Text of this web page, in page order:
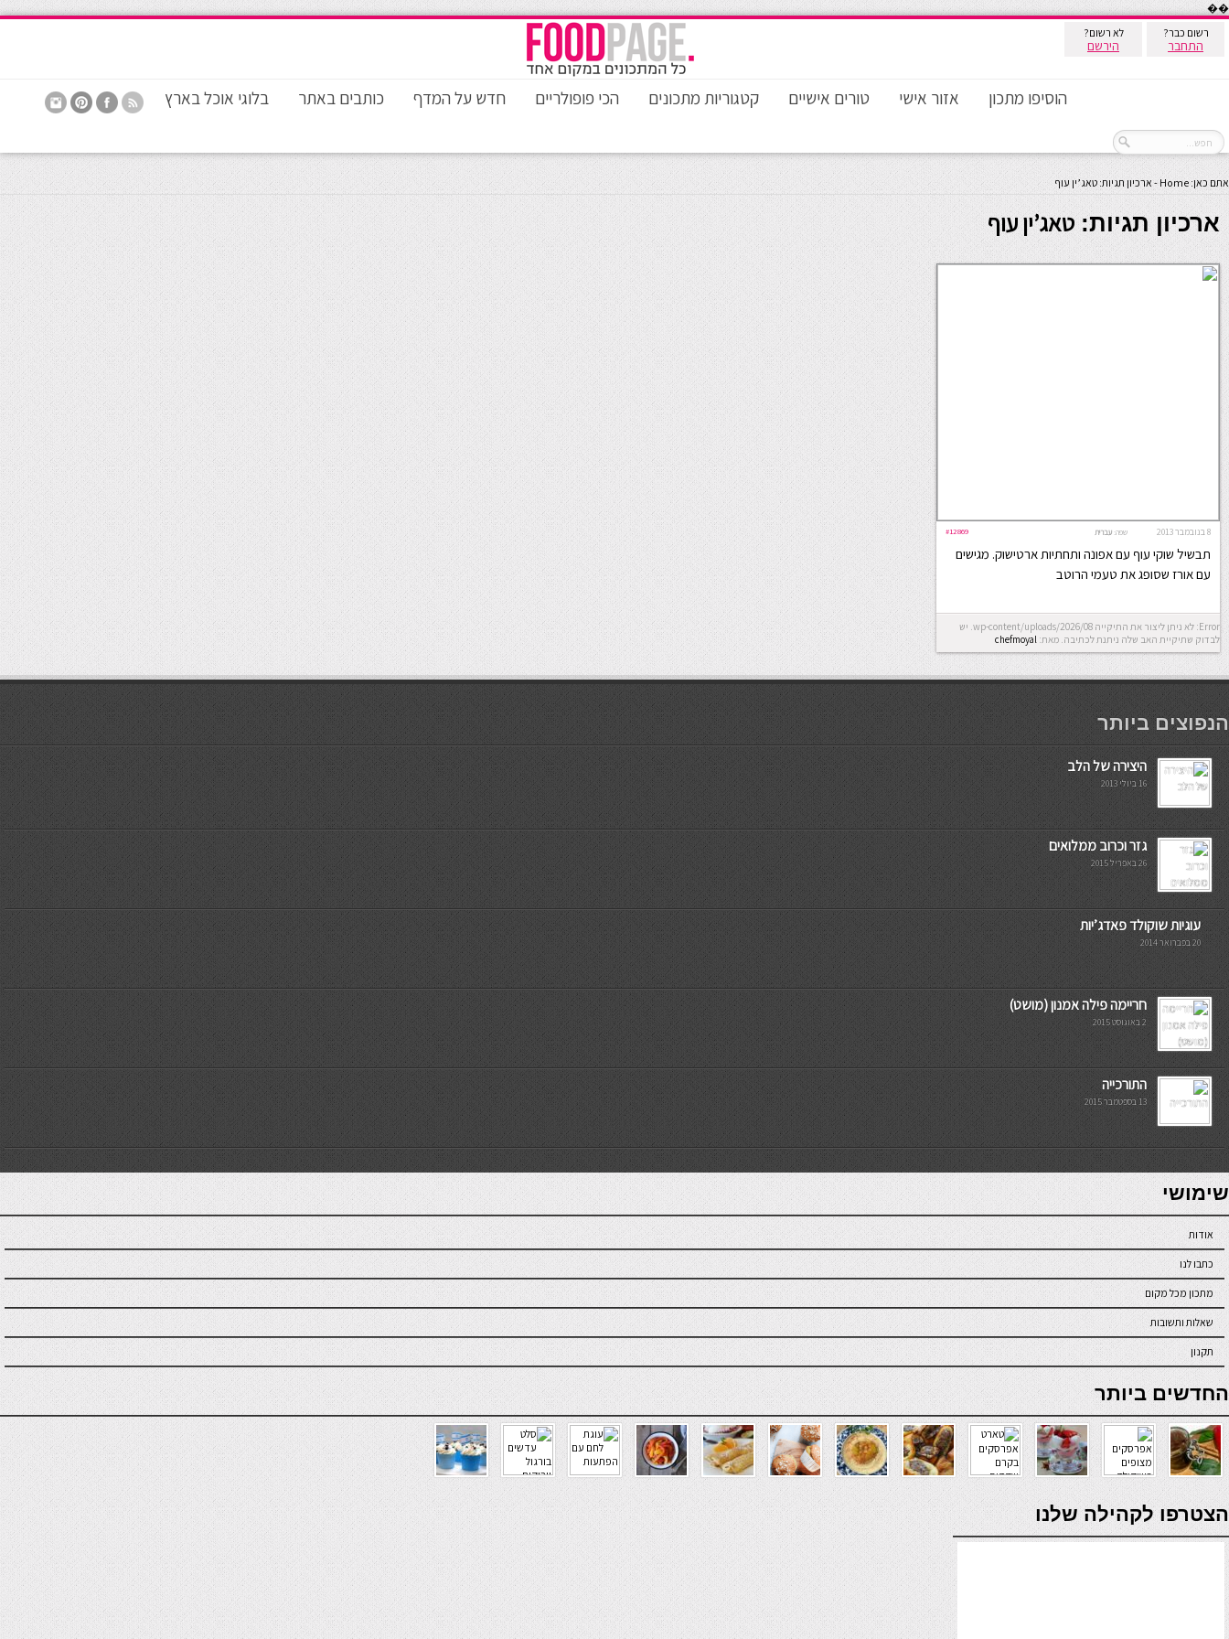
��
רשום כבר?
התחבר
לא רשום?
הירשם
הוסיפו מתכון אזור אישי טורים אישיים קטגוריות מתכונים הכי פופולריים חדש על המדף כותבים באתר בלוגי אוכל בארץ
אתם כאן: Home
- ארכיון תגיות: טאג’ין עוף
ארכיון תגיות:טאג’ין עוף
8 בנובמבר 2013 #12869 שפה: עברית
תבשיל שוקי עוף עם אפונה ותחתיות ארטישוק. מגישים
עם אורז שסופג את טעמי הרוטב
Error: לא ניתן ליצור את התיקייה wp-content/uploads/2026/08. יש
לבדוק שתיקיית האב שלה ניתנת לכתיבה. מאת: chefmoyal
мостбет кг
הנפוצים ביותר
היצירה של הלב
16 ביולי 2013
גזר וכרוב ממלואים
26 באפריל 2015
עוגיות שוקולד פאדג’יות
20 בפברואר 2014
חריימה פילה אמנון (מושט)
2 באוגוסט 2015
התורכייה
13 בספטמבר 2015
7slots
seriöse online casinos österreich
שימושי
אודות
כתבו לנו
מתכון מכל מקום
שאלות ותשובות
תקנון
online casino
החדשים ביותר
verde casino
הצטרפו לקהילה שלנו